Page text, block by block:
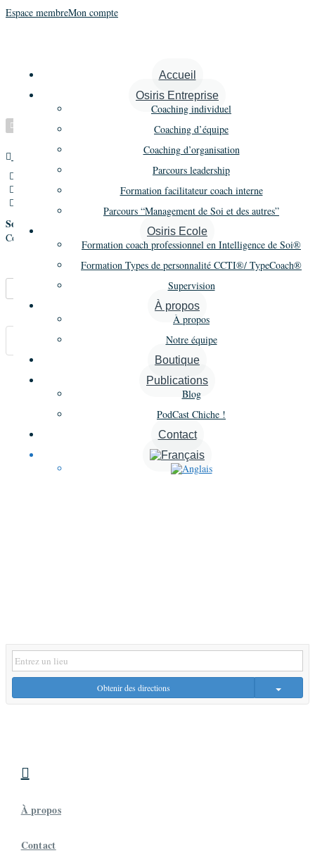
Espace membreMon compte
Accueil
Osiris Entreprise
Coaching individuel
Coaching d’équipe
Coaching d’organisation
Parcours leadership
Formation facilitateur coach interne
Parcours “Management de Soi et des autres”
Osiris Ecole
Formation coach professionnel en Intelligence de Soi®
Formation Types de personnalité CCTI®/ TypeCoach®
Supervision
À propos
À propos
Notre équipe
Boutique
Publications
Blog
PodCast Chiche !
Contact
Dehais Carole
Maître praticien
16 Boulevard Raspail,Paris,France
06 29 62 27 60
Société
Contrepoint Conseil
Marque-pages
Carte
Annonces similaires
Obtenir des directions

À propos
Contact